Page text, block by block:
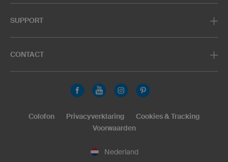
SUPPORT
CONTACT
Nederland
Colofon Privacyverklaring
Cookies & Tracking
Voorwaarden